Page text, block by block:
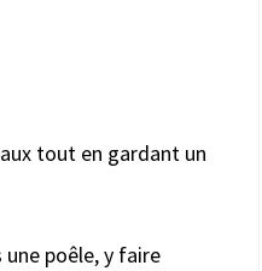
tout en gardant un
une poêle, y faire